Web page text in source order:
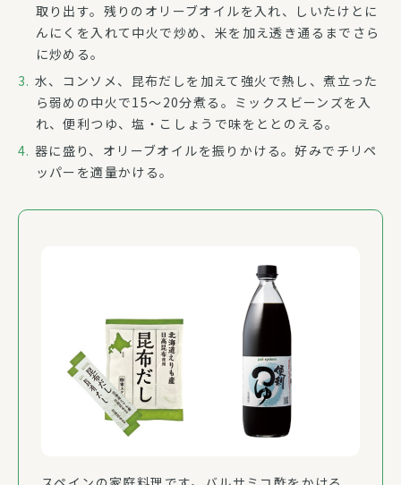
取り出す。残りのオリーブオイルを入れ、しいたけとに
んにくを入れて中火で炒め、米を加え透き通るまでさら
に炒める。
水、コンソメ、昆布だしを加えて強火で熱し、煮立った
ら弱めの中火で15～20分煮る。ミックスビーンズを入
れ、便利つゆ、塩・こしょうで味をととのえる。
器に盛り、オリーブオイルを振りかける。好みでチリペ
ッパーを適量かける。